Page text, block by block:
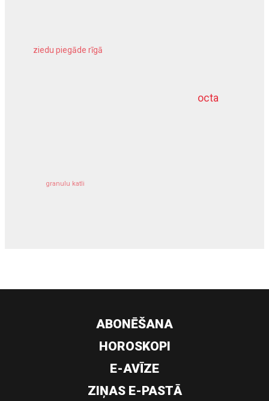
octa
ziedu piegāde rīgā
granulu katli
dziļurbums
ABONĒŠANA
HOROSKOPI
E-AVĪZE
ZIŅAS E-PASTĀ